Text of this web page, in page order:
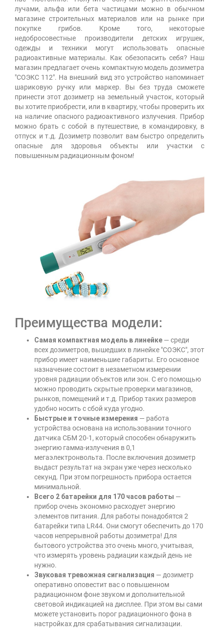
лучами, альфа или бета частицами можно в обычном
магазине строительных материалов или на рынке при
покупке грибов. Кроме того, некоторые
недобросовестные производители детских игрушек,
одежды и техники могут использовать опасные
радиоактивные материалы. Как обезопасить себя? Наш
магазин предлагает очень компактную модель дозиметра
"СОЭКС 112". На внешний вид это устройство напоминает
шариковую ручку или маркер. Вы без труда сможете
принести этот дозиметр на земельный участок, который
вы хотите приобрести, или в квартиру, чтобы проверить их
на наличие опасного радиоактивного излучения. Прибор
можно брать с собой в путешествие, в командировку, в
отпуск и т.д. Дозиметр позволит вам быстро определить
опасные для здоровья объекты или участки с
повышенным радиационным фоном!
Преимущества модели:
Самая компактная модель в линейке — среди
всех дозиметров, вышедших в линейке "СОЭКС", этот
прибор имеет наименьшие габариты. Его основное
назначение состоит в незаметном измерении
уровня радиации объектов или зон. С его помощью
можно проводить скрытые проверки магазинов,
рынков, помещений и т.д. Прибор таких размеров
удобно носить с сбой куда угодно.
Быстрые и точные измерения — работа
устройства основана на использовании точного
датчика СБМ 20-1, который способен обнаружить
энергию гамма-излучения в 0,1
мегаэлектронвольта. После включения дозиметр
выдаст результат на экран уже через несколько
секунд. При этом погрешность прибора остается
минимальной.
Всего 2 батарейки для 170 часов работы —
прибор очень экономно расходует энергию
элементов питания. Для работы понадобятся 2
батарейки типа LR44. Они смогут обеспечить до 170
часов непрерывной работы дозиметра! Для
бытового устройства это очень много, учитывая,
что измерять уровень радиации каждый день не
нужно.
Звуковая тревожная сигнализация — дозиметр
оперативно оповестит вас о повышенном
радиационном фоне звуком и дополнительной
световой индикацией на дисплее. При этом вы сами
можете установить порог радиационного фона в
настройках для срабатывания сигнализации.